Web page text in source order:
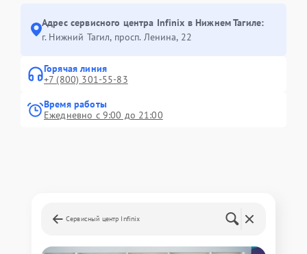
Адрес сервисного центра Infinix в Нижнем Тагиле:
г. Нижний Тагил, просп. Ленина, 22
Горячая линия
+7 (800) 301-55-83
Время работы
Ежедневно с 9:00 до 21:00
Сервисный центр Infinix